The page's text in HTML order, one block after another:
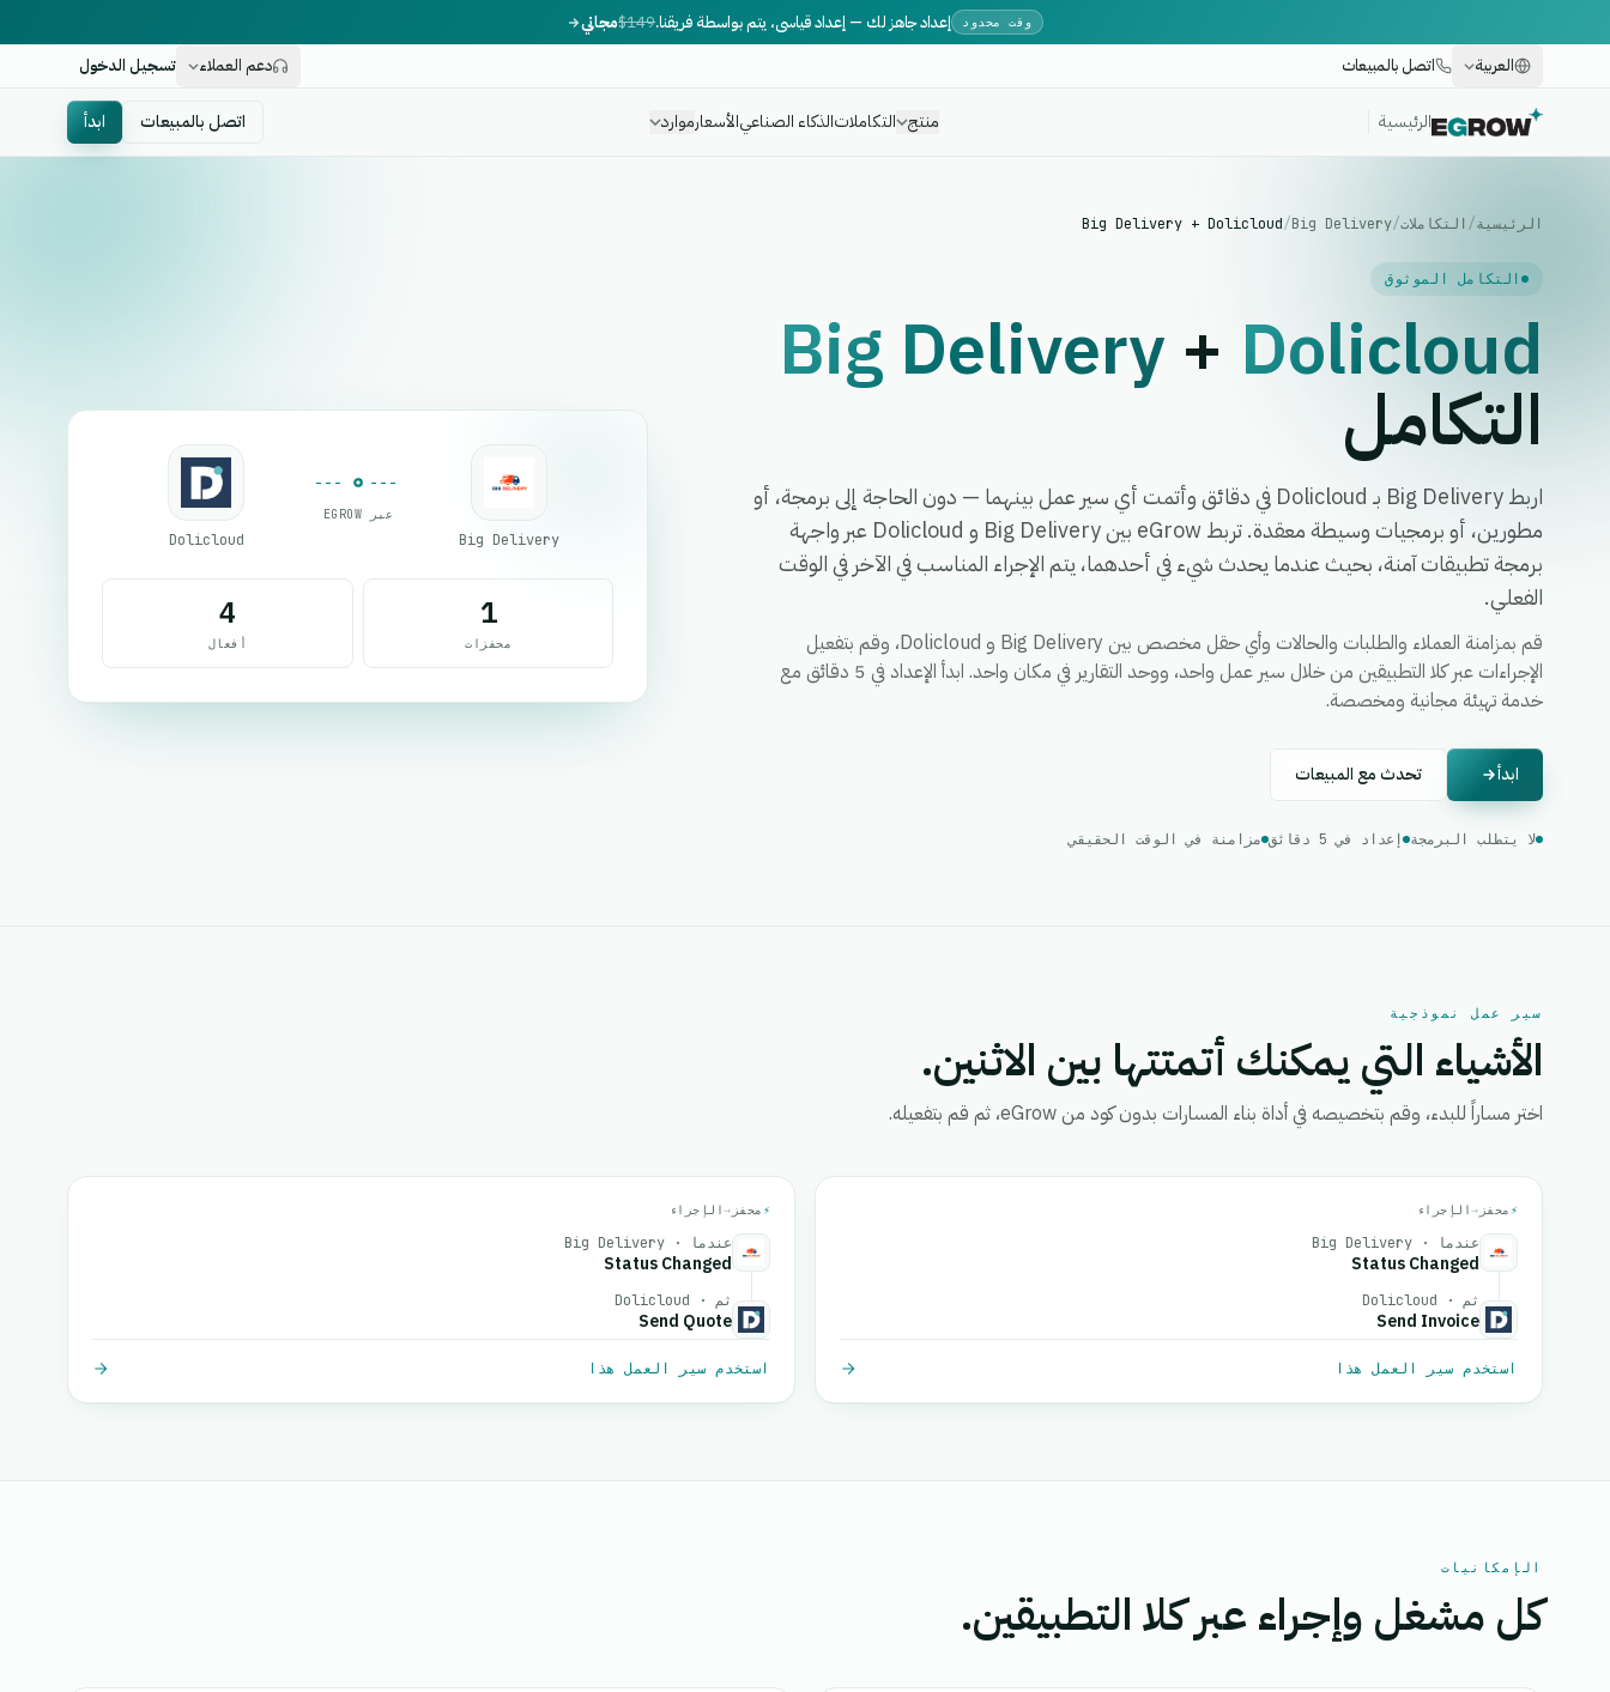
وقت محدود إعداد جاهز لك — إعداد قياسي، يتم بواسطة فريقنا.$149مجاني
العربية
اتصل بالمبيعات دعم العملاء تسجيل الدخول
الرئيسية منتج التكاملاتالذكاء الصناعيالأسعارموارد اتصل بالمبيعات ابدأ
الرئيسية/ التكاملات/
Big Delivery
/
Big Delivery + Dolicloud
التكامل الموثوق
Big Delivery + Dolicloud
التكامل
اربط Big Delivery بـ Dolicloud في دقائق وأتمت أي سير عمل بينهما — دون الحاجة إلى برمجة، أو
مطورين، أو برمجيات وسيطة معقدة. تربط eGrow بين Big Delivery و Dolicloud عبر واجهة
برمجة تطبيقات آمنة، بحيث عندما يحدث شيء في أحدهما، يتم الإجراء المناسب في الآخر في الوقت
الفعلي.
قم بمزامنة العملاء والطلبات والحالات وأي حقل مخصص بين Big Delivery و Dolicloud، وقم بتفعيل
الإجراءات عبر كلا التطبيقين من خلال سير عمل واحد، ووحد التقارير في مكان واحد. ابدأ الإعداد في 5 دقائق مع
خدمة تهيئة مجانية ومخصصة.
ابدأ تحدث مع المبيعات
لا يتطلب البرمجة إعداد في 5 دقائق مزامنة في الوقت الحقيقي
Big Delivery
عبر EGROW
Dolicloud
1
محفزات
4
أفعال
سير عمل نموذجية
الأشياء التي يمكنك أتمتتها بين الاثنين.
اختر مساراً للبدء، وقم بتخصيصه في أداة بناء المسارات بدون كود من eGrow، ثم قم بتفعيله.
⚡ محفز →الإجراء
عندما · Big Delivery
Status Changed
ثم · Dolicloud
Send Invoice
استخدم سير العمل هذا
⚡ محفز →الإجراء
عندما · Big Delivery
Status Changed
ثم · Dolicloud
Send Quote
استخدم سير العمل هذا
الإمكانيات
كل مشغل وإجراء عبر كلا التطبيقين.